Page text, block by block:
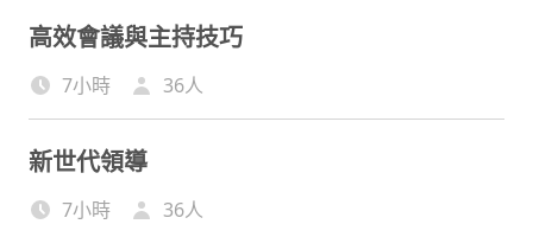
高效會議與主持技巧
7小時 36人
新世代領導
7小時 36人